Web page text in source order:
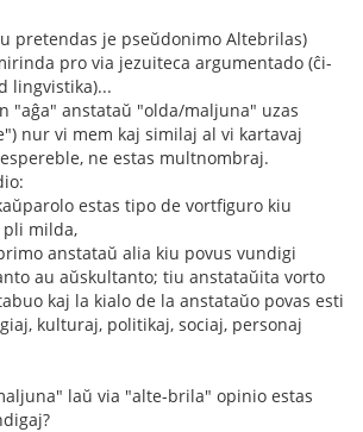
pretendas je pseŭdonimo Altebrilas)
pro via jezuiteca argumentado (ĉi-
lingvistika)...
"aĝa" anstataŭ "olda/maljuna" uzas
nur vi mem kaj similaj al vi kartavaj
ne estas multnombraj.
estas tipo de vortfiguro kiu
pli milda,
anstataŭ alia kiu povus vundigi
au aŭskultanto; tiu anstataŭita vorto
kaj la kialo de la anstataŭo povas esti
kulturaj, politikaj, sociaj, personaj
laŭ via "alte-brila" opinio estas